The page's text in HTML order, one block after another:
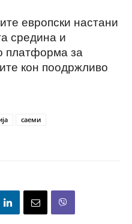
европски настани
средина и
платформа за
кон поодржливо
саеми